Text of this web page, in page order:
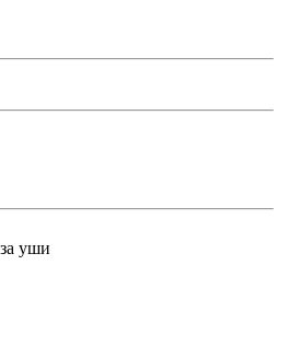
уши